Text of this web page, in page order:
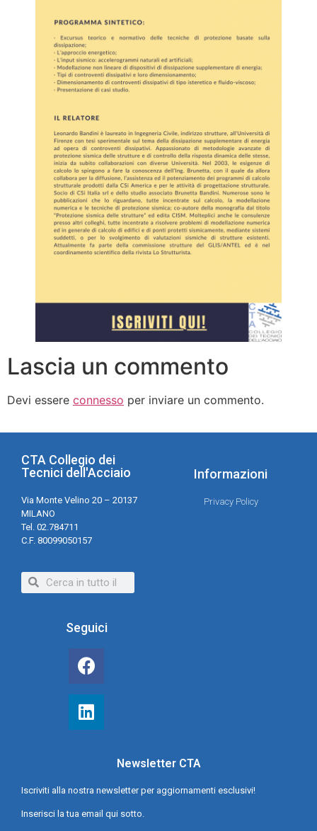
Lascia un commento
Devi essere connesso per inviare un commento.
CTA Collegio dei
Tecnici dell'Acciaio
Via Monte Velino 20 – 20137
MILANO
Tel. 02.784711
C.F. 80099050157
Informazioni
Privacy Policy
Seguici
Newsletter CTA
Iscriviti alla nostra newsletter per aggiornamenti esclusivi!
Inserisci la tua email qui sotto.